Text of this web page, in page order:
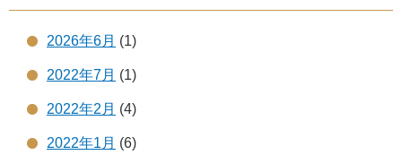
2026年6月 (1)
2022年7月 (1)
2022年2月 (4)
2022年1月 (6)